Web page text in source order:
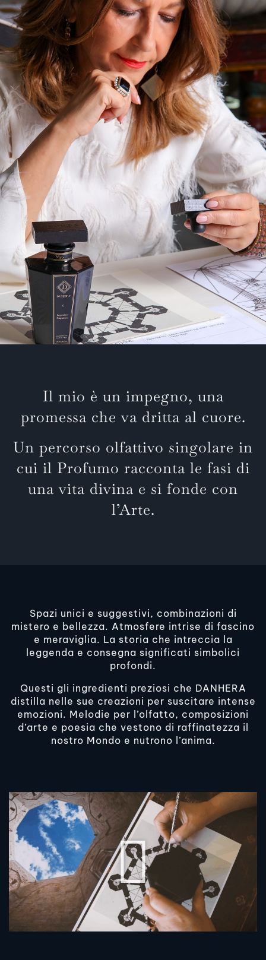
Il mio è un impegno, una
promessa che va dritta al cuore.
Un percorso olfattivo singolare in
cui il Profumo racconta le fasi di
una vita divina e si fonde con
l’Arte.
Spazi unici e suggestivi, combinazioni di
mistero e bellezza. Atmosfere intrise di fascino
e meraviglia. La storia che intreccia la
leggenda e consegna significati simbolici
profondi.
Questi gli ingredienti preziosi che DANHERA
distilla nelle sue creazioni per suscitare intense
emozioni. Melodie per l’olfatto, composizioni
d’arte e poesia che vestono di raffinatezza il
nostro Mondo e nutrono l’anima.